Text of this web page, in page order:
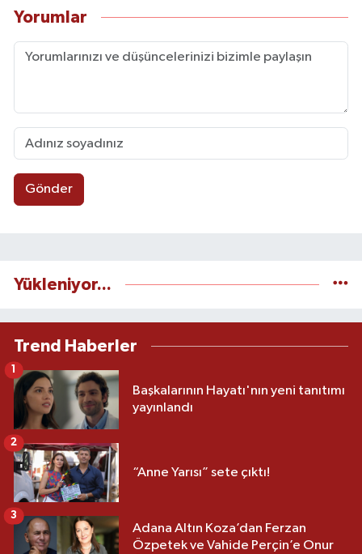
Yorumlar
Gönder
Yükleniyor...
Trend Haberler
Başkalarının Hayatı'nın yeni tanıtımı
yayınlandı
1
“Anne Yarısı” sete çıktı!
2
Adana Altın Koza’dan Ferzan
Özpetek ve Vahide Perçin’e Onur
3